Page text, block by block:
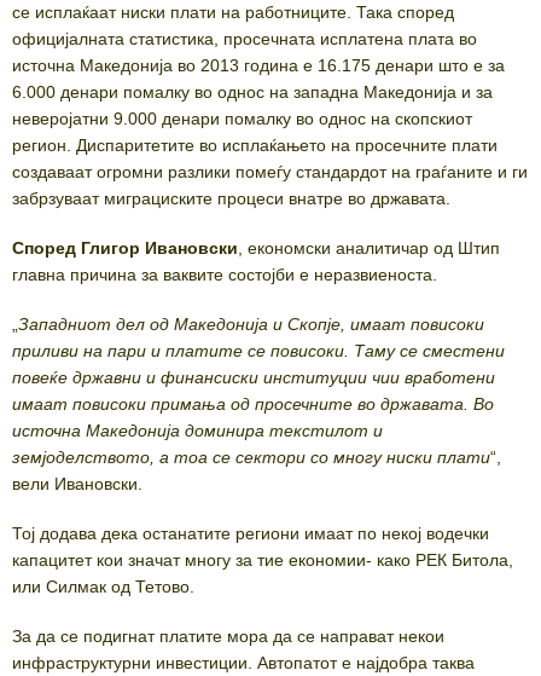
се исплаќаат ниски плати на работниците. Така според
официјалната статистика, просечната исплатена плата во
источна Македонија во 2013 година е 16.175 денари што е за
6.000 денари помалку во однос на западна Македонија и за
неверојатни 9.000 денари помалку во однос на скопскиот
регион. Диспаритетите во исплаќањето на просечните плати
создаваат огромни разлики помеѓу стандардот на граѓаните и ги
забрзуваат миграциските процеси внатре во државата.
Според Глигор Ивановски , економски аналитичар од Штип
главна причина за ваквите состојби е неразвиеноста.
Западниот дел од Македонија и Скопје, имаат повисоки
приливи на пари и платите се повисоки. Таму се сместени
повеќе државни и финансиски институции чии вработени
имаат повисоки примања од просечните во државата. Во
источна Македонија доминира текстилот и
земјоделството, а тоа се сектори со многу ниски плати“,
вели Ивановски.
Тој додава дека останатите региони имаат по некој водечки
капацитет кои значат многу за тие економии- како РЕК Битола,
или Силмак од Тетово.
За да се подигнат платите мора да се направат некои
инфраструктурни инвестиции. Автопатот е најдобра таква